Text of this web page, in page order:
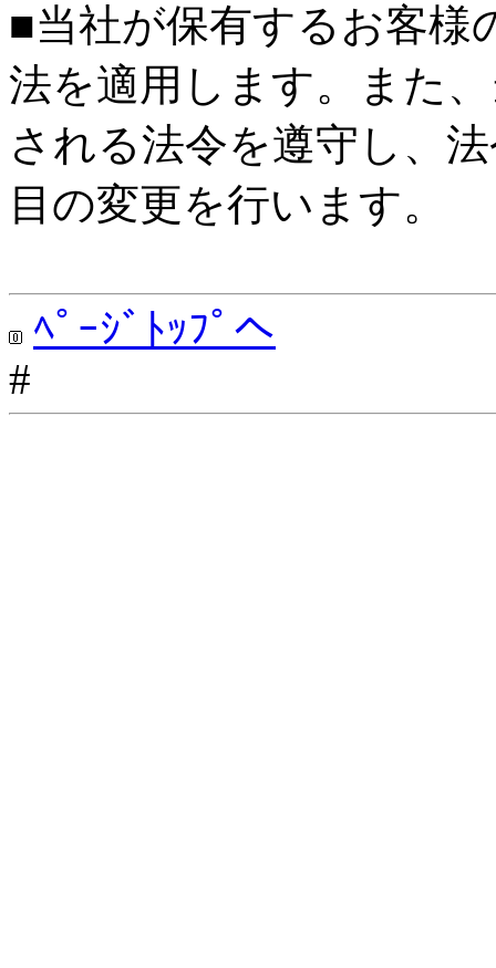
■当社が保有するお客様
法を適用します。また
される法令を遵守し、
目の変更を行います。
ﾍﾟｰｼﾞﾄｯﾌﾟへ
#